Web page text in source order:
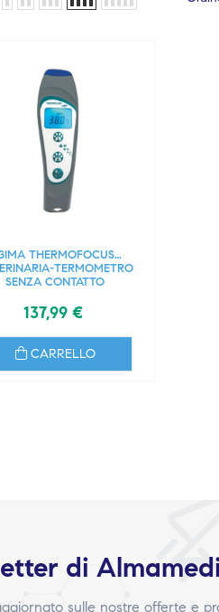
THERMOFOCUS
TERMOMETRO
SENZA CONTATTO
137,99 €
CARRELLO
di
sulle nostre offerte e